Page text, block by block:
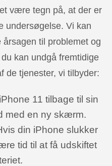
være tegn på, at der er
undersøgelse. Vi kan
til problemet og
kan undgå fremtidige
de tjenester, vi tilbyder:
11 tilbage til sin
med en ny skærm.
din iPhone slukker
tid til at få udskiftet